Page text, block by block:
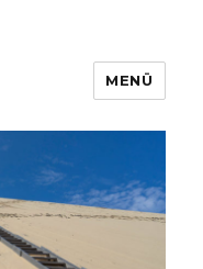
MENÜ